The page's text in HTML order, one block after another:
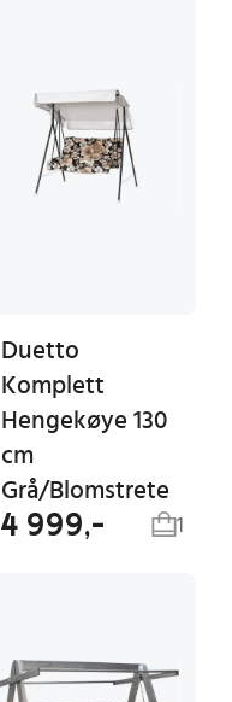
Duetto
Komplett
Hengekøye 130
cm
Grå/Blomstrete
4 999,- 1